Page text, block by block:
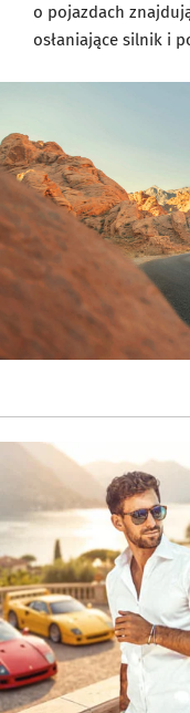
o pojazdach
osłaniające silnik i